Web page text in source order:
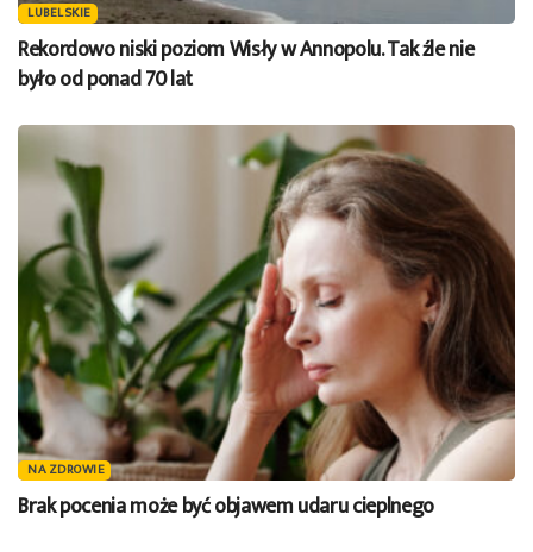
LUBELSKIE
Rekordowo niski poziom Wisły w Annopolu. Tak źle nie
było od ponad 70 lat
NA ZDROWIE
Brak pocenia może być objawem udaru cieplnego